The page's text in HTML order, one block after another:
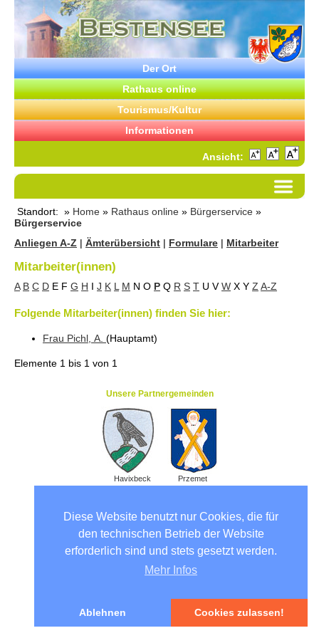
Diese Website benutzt nur Cookies, die für
den technischen Betrieb der Website
erforderlich sind und stets gesetzt werden.
Mehr Infos
Ablehnen Cookies zulassen!
Der Ort
Rathaus online
Tourismus/Kultur
Informationen
Ansicht:
Standort: » Home » Rathaus online » Bürgerservice »
Bürgerservice
Anliegen A-Z | Ämterübersicht | Formulare | Mitarbeiter
Mitarbeiter(innen)
A B C D E F G H I J K L M N O P Q R S T U V W X Y Z A-Z
Folgende Mitarbeiter(innen) finden Sie hier:
Frau Pichl , A. (Hauptamt)
Elemente 1 bis 1 von 1
Unsere Partnergemeinden
Havixbeck Przemet